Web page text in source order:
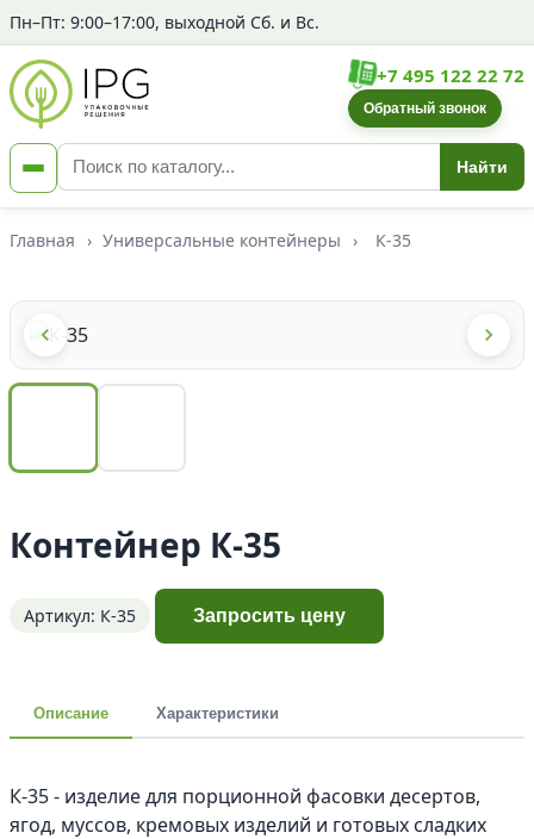
Пн–Пт: 9:00–17:00, выходной Сб. и Вс.
Найти
+7 495 122 22 72
Обратный звонок
Главная › Универсальные контейнеры › К-35
Контейнер К-35
Артикул: К-35 Запросить цену
Описание Характеристики
К-35 - изделие для порционной фасовки десертов,
ягод, муссов, кремовых изделий и готовых сладких